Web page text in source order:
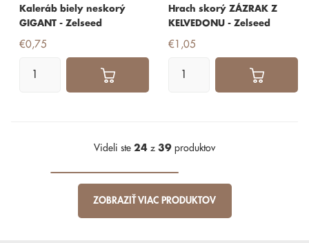
Kaleráb biely neskorý
GIGANT - Zelseed
€0,75
Hrach skorý ZÁZRAK Z
KELVEDONU - Zelseed
€1,05
Videli ste 24 z 39 produktov
ZOBRAZIŤ VIAC PRODUKTOV